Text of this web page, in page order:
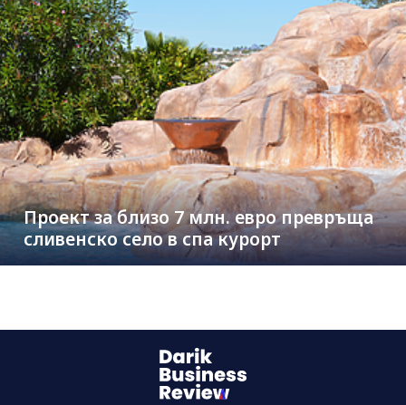
Проект за близо 7 млн. евро превръща
сливенско село в спа курорт